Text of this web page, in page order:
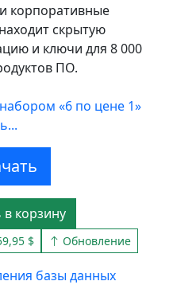
корпоративные
скрытую
и ключи для 8 000
ПО.
«6 по цене 1»
корзину
$ Обновление
базы данных